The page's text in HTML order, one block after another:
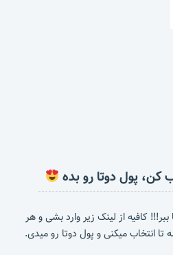
کن، پول دوتا رو بده
کافیه از لینک زیر وارد بشی و هر
تا انتخاب میکنی و پول دوتا رو میدی.